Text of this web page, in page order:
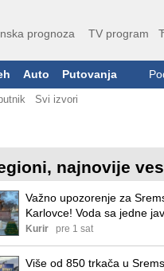
prognoza TV program
Auto Putovanja
Svi izvori
najnovije
Važno upozorenje za
Karlovce! Voda sa jedne
česme nije ispravna, evo
pitanju
Kurir pre 1 sat
Više od 850 trkača u